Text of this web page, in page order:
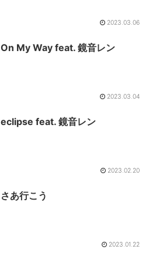
2023.03.06
On My Way feat. 鏡音レン
2023.03.04
eclipse feat. 鏡音レン
2023.02.20
さあ行こう
2023.01.22